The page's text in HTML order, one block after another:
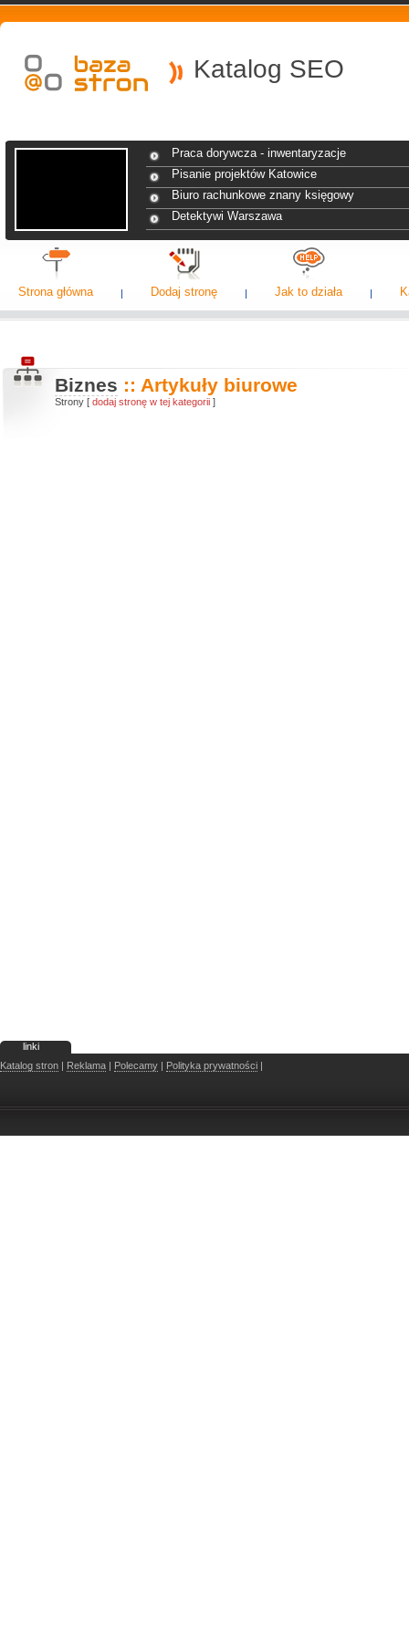
Katalog SEO
Praca dorywcza - inwentaryzacje
Pisanie projektów Katowice
Biuro rachunkowe znany księgowy
Detektywi Warszawa
Strona główna Dodaj stronę Jak to działa
Biznes :: Artykuły biurowe
Strony [ dodaj stronę w tej kategorii ]
linki
Katalog stron | Reklama | Polecamy | Polityka prywatności |